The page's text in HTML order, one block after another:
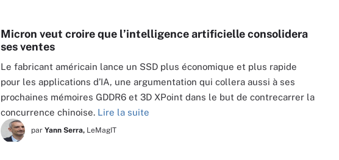
Micron veut croire que l’intelligence artificielle consolidera
ses ventes
Le fabricant américain lance un SSD plus économique et plus rapide
pour les applications d’IA, une argumentation qui collera aussi à ses
prochaines mémoires GDDR6 et 3D XPoint dans le but de contrecarrer la
concurrence chinoise. Lire la suite
par Yann Serra, LeMagIT